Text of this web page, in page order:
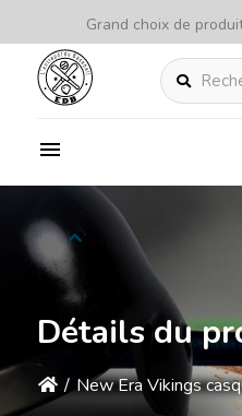
Grand choix de
Rechercher
Détails du
/ New Era Vikings